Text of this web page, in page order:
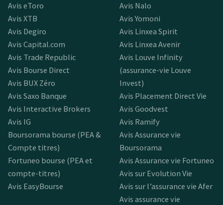
Avis eToro
Avis XTB
Avis Degiro
Avis Capital.com
Avis Trade Republic
Avis Bourse Direct
Avis BUX Zéro
Avis Saxo Banque
Avis Interactive Brokers
Avis IG
Boursorama bourse (PEA &
Compte titres)
Fortuneo bourse (PEA et
compte-titres)
Avis EasyBourse
Avis Nalo
Avis Yomoni
Avis Linxea Spirit
Avis Linxea Avenir
Avis Louve Infinity
(assurance-vie Louve
Invest)
Avis Placement Direct Vie
Avis Goodvest
Avis Ramify
Avis Assurance vie
Boursorama
Avis Assurance vie Fortuneo
Avis sur Evolution Vie
Avis sur l’assurance vie Afer
Avis assurance vie